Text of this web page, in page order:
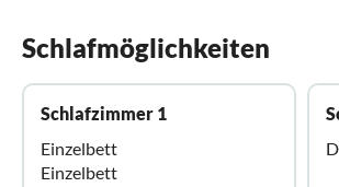
Schlafmöglichkeiten
Schlafzimmer 1
Einzelbett
Einzelbett